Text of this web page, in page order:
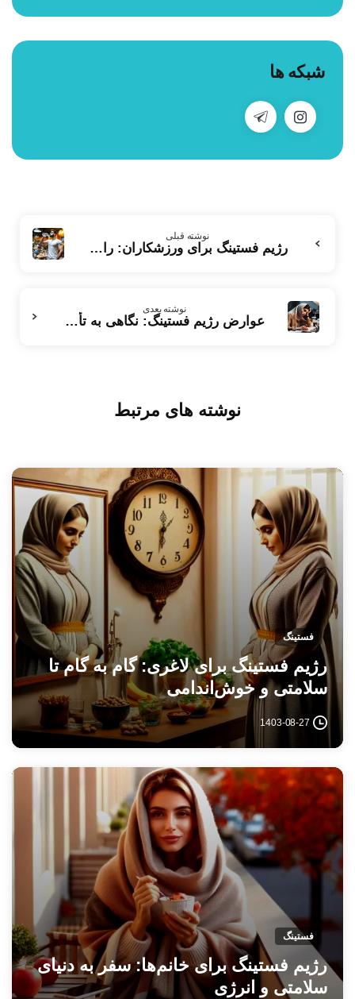
شبکه ها
بخوانید
نوشته قبلی
رژیم فستینگ برای ورزشکاران: راهنمای کامل برای بهبود عملکرد و تناسب اندام
نوشته بعدی
عوارض رژیم فستینگ: نگاهی به تأثیرات و محدودیت‌های آن برای سنین مختلف
نوشته های مرتبط
فستینگ
رژیم فستینگ برای لاغری: گام به گام تا
سلامتی و خوش‌اندامی
1403-08-27
فستینگ
رژیم فستینگ برای خانم‌ها: سفر به دنیای
سلامتی و انرژی